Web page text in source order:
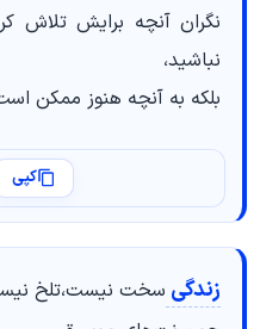
نگران آنچه برایش تلاش
نباشید،
بلکه به آنچه هنوز ممکن
کپی
زندگی سخت نیست،تلخ